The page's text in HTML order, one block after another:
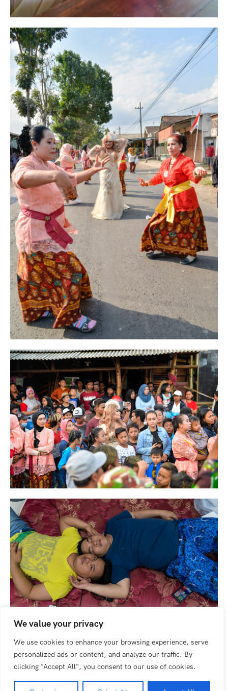
We value your privacy
We use cookies to enhance your browsing experience, serve
personalized ads or content, and analyze our traffic. By
clicking "Accept All", you consent to our use of cookies.
All photos on the website are subject to copyright. All rights reserved